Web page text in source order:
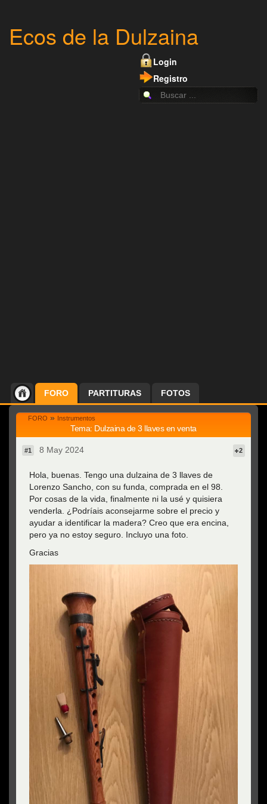
Ecos de la Dulzaina
Login
Registro
FORO PARTITURAS FOTOS
FORO » Instrumentos
Tema: Dulzaina de 3 llaves en venta
2
#1 8 May 2024
Hola, buenas. Tengo una dulzaina de 3 llaves de
Lorenzo Sancho, con su funda, comprada en el 98.
Por cosas de la vida, finalmente ni la usé y quisiera
venderla. ¿Podríais aconsejarme sobre el precio y
ayudar a identificar la madera? Creo que era encina,
pero ya no estoy seguro. Incluyo una foto.
Gracias